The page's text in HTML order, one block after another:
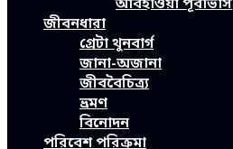
আবহাওয়া পূর্বাভাস
জীবনধারা
গ্রেটা থুনবার্গ
জানা-অজানা
জীববৈচিত্র্য
ভ্রমণ
বিনোদন
পরিবেশ পরিক্রমা